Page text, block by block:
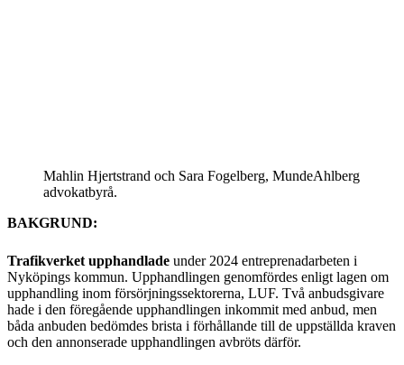
Mahlin Hjertstrand och Sara Fogelberg, MundeAhlberg
advokatbyrå.
BAKGRUND:
Trafikverket upphandlade under 2024 entreprenadarbeten i
Nyköpings kommun. Upphandlingen genomfördes enligt lagen om
upphandling inom försörjningssektorerna, LUF. Två anbudsgivare
hade i den föregående upphandlingen inkommit med anbud, men
båda anbuden bedömdes brista i förhållande till de uppställda kraven
och den annonserade upphandlingen avbröts därför.